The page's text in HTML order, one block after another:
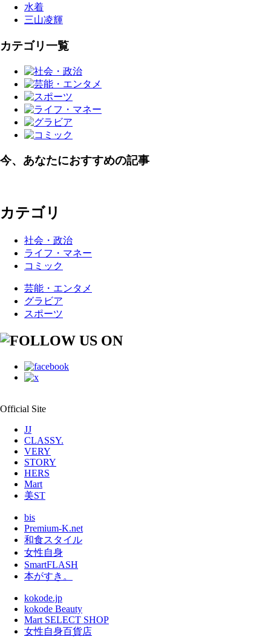
水着
三山凌輝
カテゴリ一覧
今、あなたにおすすめの記事
カテゴリ
社会・政治
ライフ・マネー
コミック
芸能・エンタメ
グラビア
スポーツ
Official Site
JJ
CLASSY.
VERY
STORY
HERS
Mart
美ST
bis
Premium-K.net
和食スタイル
女性自身
SmartFLASH
本がすき。
kokode.jp
kokode Beauty
Mart SELECT SHOP
女性自身百貨店